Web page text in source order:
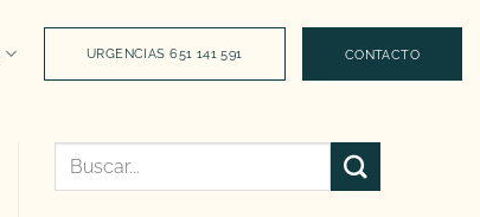
URGENCIAS 651 141 591 CONTACTO